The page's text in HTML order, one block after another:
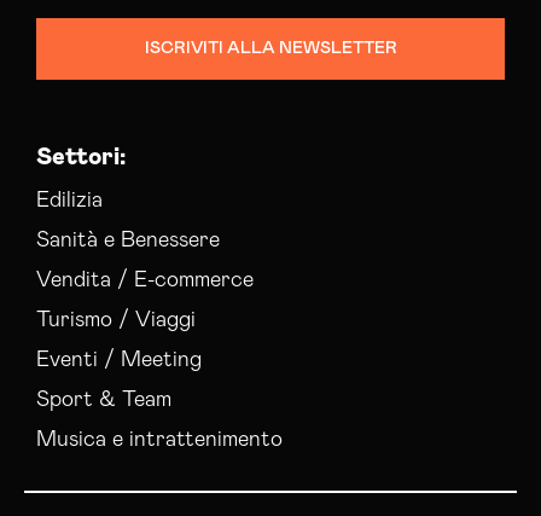
ISCRIVITI ALLA NEWSLETTER
Settori:
Edilizia
Sanità e Benessere
Vendita / E-commerce
Turismo / Viaggi
Eventi / Meeting
Sport & Team
Musica e intrattenimento